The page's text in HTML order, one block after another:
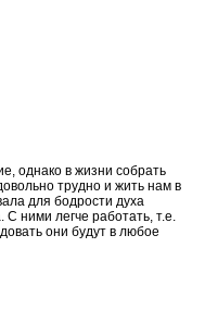
однако в жизни собрать
трудно и жить нам в
для бодрости духа
ними легче работать, т.е.
они будут в любое